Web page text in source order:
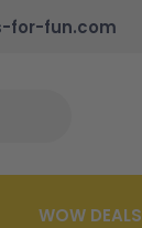
for-fun.com
WOW DEALS